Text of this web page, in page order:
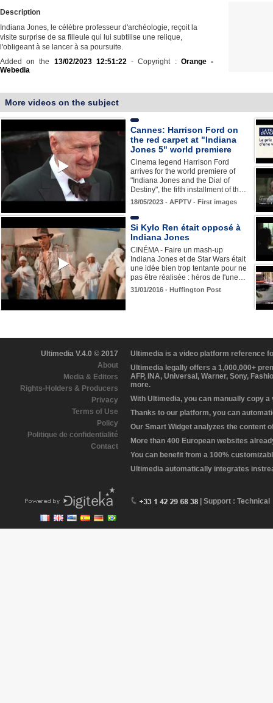
Description
Indiana Jones, le célèbre professeur d'archéologie, reçoit la
visite surprise de sa filleule qui lui subtilise une relique,
l'obligeant à se lancer à sa poursuite.
Added on the 13/02/2023 12:51:22- Copyright : Orange -
Webedia
More videos on the subject
Cannes: Harrison Ford on
the red carpet at "Indiana
Jones 5" world premiere
Cinema legend Harrison Ford
arrives for the world premiere of
"Indiana Jones and the Dial of
Destiny", the fifth installment of th…
18/05/2023 - AFPTV - First images
Si Kylo Ren était opposé à
Indiana Jones
CINÉMA - Faire un mash-up
Indiana Jones et de Star Wars était
une idée bien trop tentante pour ne
pas être réalisée : héros de l'une…
31/01/2016 - Huffington Post
Ultimedia V.4.0 © 2017
About
Media & Editors
Rights-Holders & Producers
Privacy
Terms of Use
Policy
Politique de confidentialité
Contact
Ultimedia is a video platform reference
Ultimedia legally offers a 1,000,000+
AFP, INA, Universal, Warner, Sony,
more.
With Ultimedia, you can manually copy
Thanks to our platform, you can
Our Smart Widget analyzes the content
More than 400 European websites
You can benefit from a 100%
Ultimedia automatically integrates
| Support : Technical